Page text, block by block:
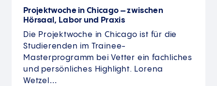
Projektwoche in Chicago – zwischen
Hörsaal, Labor und Praxis
Die Projektwoche in Chicago ist für die
Studierenden im Trainee-
Masterprogramm bei Vetter ein fachliches
und persönliches Highlight. Lorena
Wetzel…